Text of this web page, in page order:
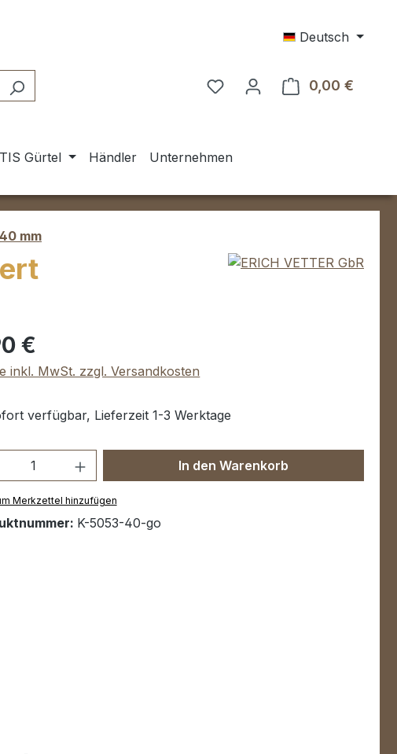
Deutsch
0,00 €
Gürtel Händler Unternehmen
40 mm
Preis:
€
inkl. MwSt. zzgl. Versandkosten
verfügbar, Lieferzeit 1-3 Werktage
Anzahl: Gib den gewünschten Wert
In den Warenkorb
Merkzettel hinzufügen
K-5053-40-go